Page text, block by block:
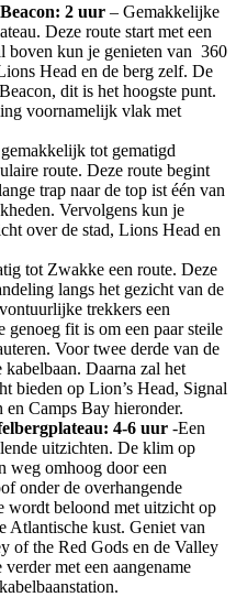
2 uur – Gemakkelijke
Deze route start met een
boven kun je genieten van 360
Head en de berg zelf. De
dit is het hoogste punt.
voornamelijk vlak met
tot gematigd
route. Deze route begint
trap naar de top ist één van
Vervolgens kun je
over de stad, Lions Head en
tot Zwakke een route. Deze
langs het gezicht van de
trekkers een
fit is om een ​​paar steile
Voor twee derde van de
Daarna zal het
bieden op Lion’s Head, Signal
Camps Bay hieronder.
4-6 uur -Een
uitzichten. De klim op
weg omhoog door een
onder de overhangende
wordt beloond met uitzicht op
Atlantische kust. Geniet van
of the Red Gods en de Valley
met een aangename